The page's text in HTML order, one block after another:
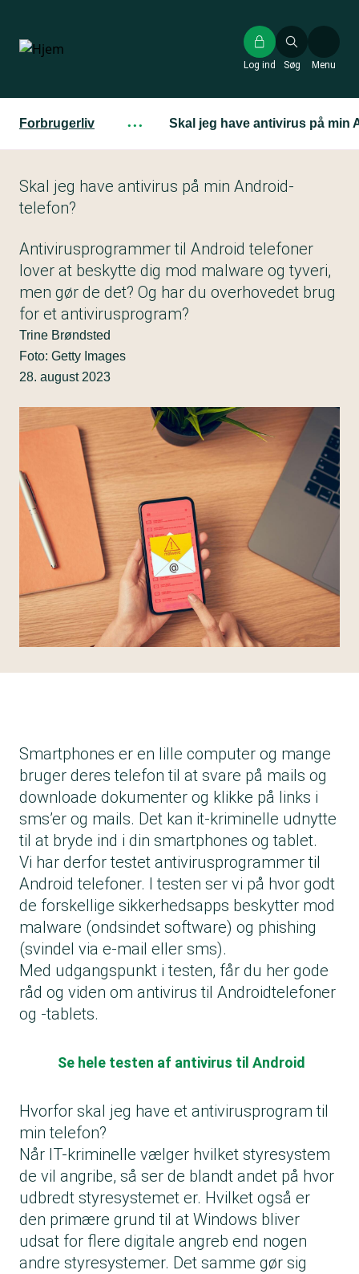
hovedindhold
Søg
Log ind Menu
Forbrugerliv ··· Skal jeg have antivirus på min
Skal jeg have antivirus på min Android-
telefon?
Antivirusprogrammer til Android telefoner
lover at beskytte dig mod malware og tyveri,
men gør de det? Og har du overhovedet brug
for et antivirusprogram?
Trine Brøndsted
Foto: Getty Images
28. august 2023
Smartphones er en lille computer og mange
bruger deres telefon til at svare på mails og
downloade dokumenter og klikke på links i
sms’er og mails. Det kan it-kriminelle udnytte
til at bryde ind i din smartphones og tablet.
Vi har derfor testet antivirusprogrammer til
Android telefoner. I testen ser vi på hvor godt
de forskellige sikkerhedsapps beskytter mod
malware (ondsindet software) og phishing
(svindel via e-mail eller sms).
Med udgangspunkt i testen, får du her gode
råd og viden om antivirus til Androidtelefoner
og -tablets.
Se hele testen af antivirus til Android
Hvorfor skal jeg have et antivirusprogram til
min telefon?
Når IT-kriminelle vælger hvilket styresystem
de vil angribe, så ser de blandt andet på hvor
udbredt styresystemet er. Hvilket også er
den primære grund til at Windows bliver
udsat for flere digitale angreb end nogen
andre styresystemer. Det samme gør sig